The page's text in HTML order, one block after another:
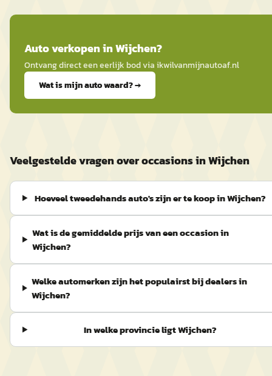
Autoverkopen inWijchen?
Ontvang direct een eerlijk bod viaikwilvanmijnautoaf.nl
Wat is mijn auto waard? →
Veelgestelde vragen over occasions in Wijchen
Hoeveel tweedehands auto's zijn er te koop in Wijchen?
Wat is de gemiddelde prijs van een occasion in
Wijchen?
Welke automerken zijn het populairst bij dealers in
Wijchen?
In welke provincie ligt Wijchen?